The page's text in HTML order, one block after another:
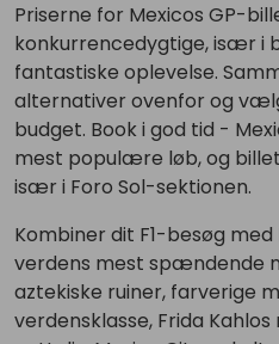
Priserne for Mexicos GP-
konkurrencedygtige, især i
fantastiske oplevelse.
alternativer ovenfor og
budget. Book i god tid -
mest populære løb, og
især i Foro Sol-sektionen.
Kombiner dit F1-besøg
verdens mest spændende
aztekiske ruiner, farverige
verdensklasse, Frida